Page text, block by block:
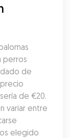
perros
de
de €20.
variar entre
elegido